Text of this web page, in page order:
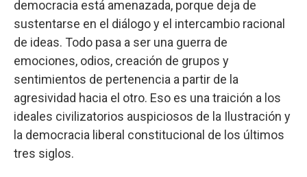
democracia está amenazada, porque deja de
sustentarse en el diálogo y el intercambio racional
de ideas. Todo pasa a ser una guerra de
emociones, odios, creación de grupos y
sentimientos de pertenencia a partir de la
agresividad hacia el otro. Eso es una traición a los
ideales civilizatorios auspiciosos de la Ilustración y
la democracia liberal constitucional de los últimos
tres siglos.